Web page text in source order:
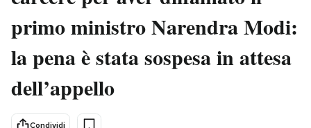
Sport
Mondiali calcio 2026
PODCAST
primo ministro Narendra Modi:
la pena è stata sospesa in attesa
dell’appello
Condividi